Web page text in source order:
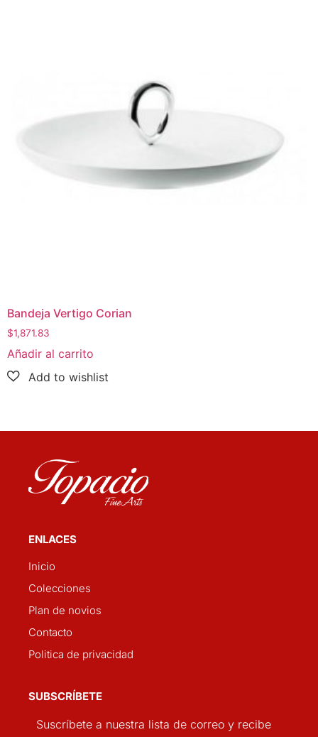
Bandeja Vertigo Corian
$1,871.83
Añadir al carrito
ENLACES
Inicio
Colecciones
Plan de novios
Contacto
Politica de privacidad
SUBSCRÍBETE
Suscríbete a nuestra lista de correo y recibe